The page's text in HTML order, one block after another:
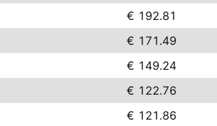
€ 192.81
€ 171.49
€ 149.24
€ 122.76
€ 121.86